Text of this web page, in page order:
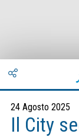
24 Agosto 2025
Il City